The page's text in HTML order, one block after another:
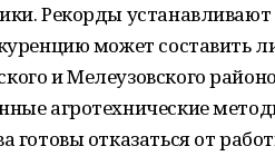
Рекорды устанавливают
может составить
и Мелеузовского
агротехнические
готовы отказаться от